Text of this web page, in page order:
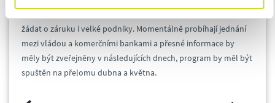
žádat o záruku i velké podniky. Momentálně probíhají jednání
mezi vládou a komerčními bankami a přesné informace by
měly být zveřejněny v následujících dnech, program by měl být
spuštěn na přelomu dubna a května.